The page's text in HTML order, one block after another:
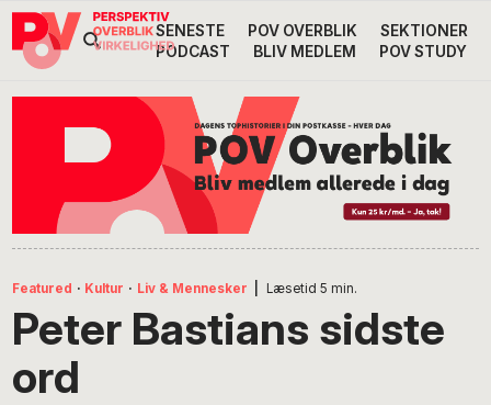
Gå
direkte
Skip
indhold
Gå
direkte
Header
SENESTE POV OVERBLIK
SEKTIONER
PODCAST
BLIV MEDLEM POV STUDY
Featured · Kultur · Liv & Mennesker Læsetid 5 min.
Peter Bastians sidste
ord